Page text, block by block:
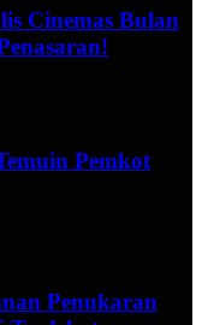
Cinemas Bulan
Pemkot
Penukaran